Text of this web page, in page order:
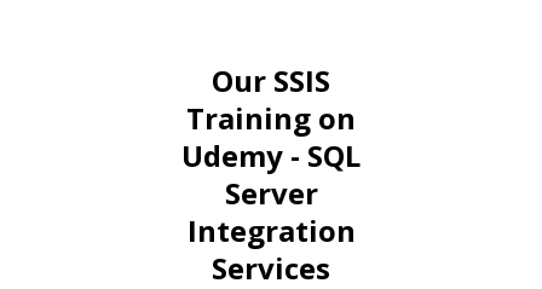
Our SSIS
Training on
Udemy - SQL
Server
Integration
Services